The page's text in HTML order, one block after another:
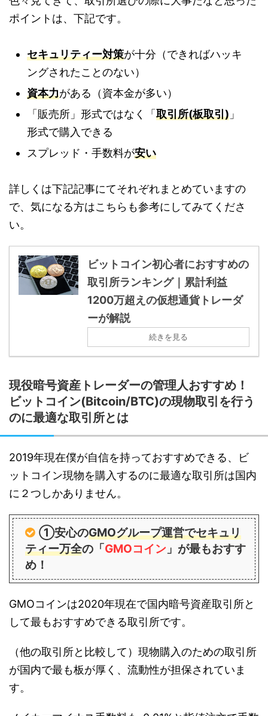
ポイントは、下記です。
セキュリティー対策が十分（できればハッキ
ングされたことのない）
資本力がある（資本金が多い）
「販売所」形式ではなく「取引所(板取引) 」
形式で購入できる
スプレッド・手数料が安い
詳しくは下記記事にてそれぞれまとめていますの
で、気になる方はこちらも参考にしてみてくださ
い。
ビットコイン初心者におすすめの
取引所ランキング｜累計利益
1200万超えの仮想通貨トレーダ
ーが解説
続きを見る
現役暗号資産トレーダーの管理人おすすめ！
ビットコイン(Bitcoin/BTC)の現物取引を行う
のに最適な取引所とは
2019年現在僕が自信を持っておすすめできる、ビ
ットコイン現物を購入するのに最適な取引所は国内
に２つしかありません。
①安心のGMOグループ運営でセキュリ
ティー万全の「GMOコイン 」が最もおすす
め！
GMOコインは2020年現在で国内暗号資産取引所と
して最もおすすめできる取引所です。
（他の取引所と比較して）現物購入のための取引所
が国内で最も板が厚く、流動性が担保されていま
す。